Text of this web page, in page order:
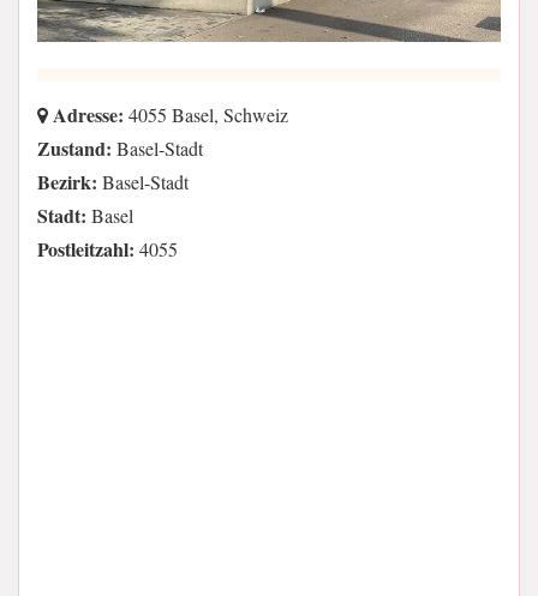
Adresse: 4055 Basel, Schweiz
Zustand: Basel-Stadt
Bezirk: Basel-Stadt
Stadt: Basel
Postleitzahl: 4055